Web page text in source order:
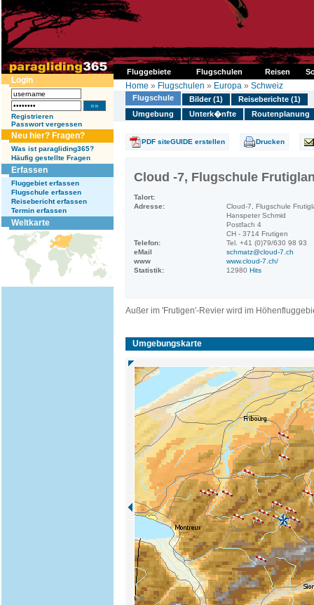
Fluggebiete Flugschulen Reisen
Login
Registrieren
Passwort vergessen
Neu hier? Fragen?
Was ist paragliding365?
Häufig gestellte Fragen
Erfassen
Fluggebiet erfassen
Flugschule erfassen
Reisebericht erfassen
Termin erfassen
Weltkarte
Home » Flugschulen » Europa » Schweiz
Flugschule Bilder (1)
Reiseberichte (1)
Umgebung
Unterk�nfte Routenplanung
PDF siteGUIDE erstellen Drucken
Cloud -7, Flugschule
Talort:
Adresse:
Cloud-7, Flugschule
Hanspeter Schmid
Postfach 4
CH - 3714 Frutigen
Telefon:
Tel. +41 (0)79/630 98 93
eMail
schmatz@cloud-7.ch
www
www.cloud-7.ch/
Statistik:
12980 Hits
Außer im 'Frutigen'-Revier wird im
Umgebungskarte